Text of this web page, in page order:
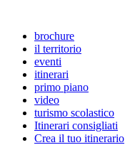
brochure
il territorio
eventi
itinerari
primo piano
video
turismo scolastico
Itinerari consigliati
Crea il tuo itinerario